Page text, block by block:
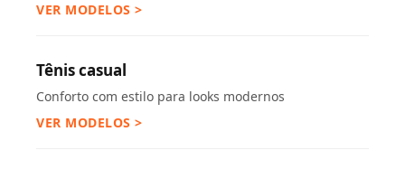
VER MODELOS >
Tênis casual
Conforto com estilo para looks modernos
VER MODELOS >